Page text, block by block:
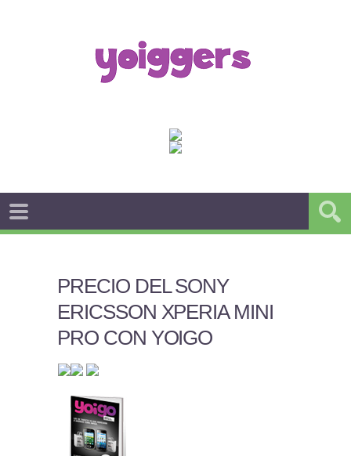
PRECIO DEL SONY
ERICSSON XPERIA MINI
PRO CON YOIGO